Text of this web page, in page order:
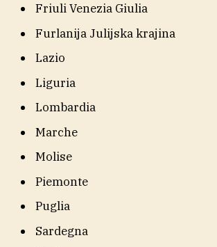
Friuli Venezia Giulia
Furlanija Julijska krajina
Lazio
Liguria
Lombardia
Marche
Molise
Piemonte
Puglia
Sardegna